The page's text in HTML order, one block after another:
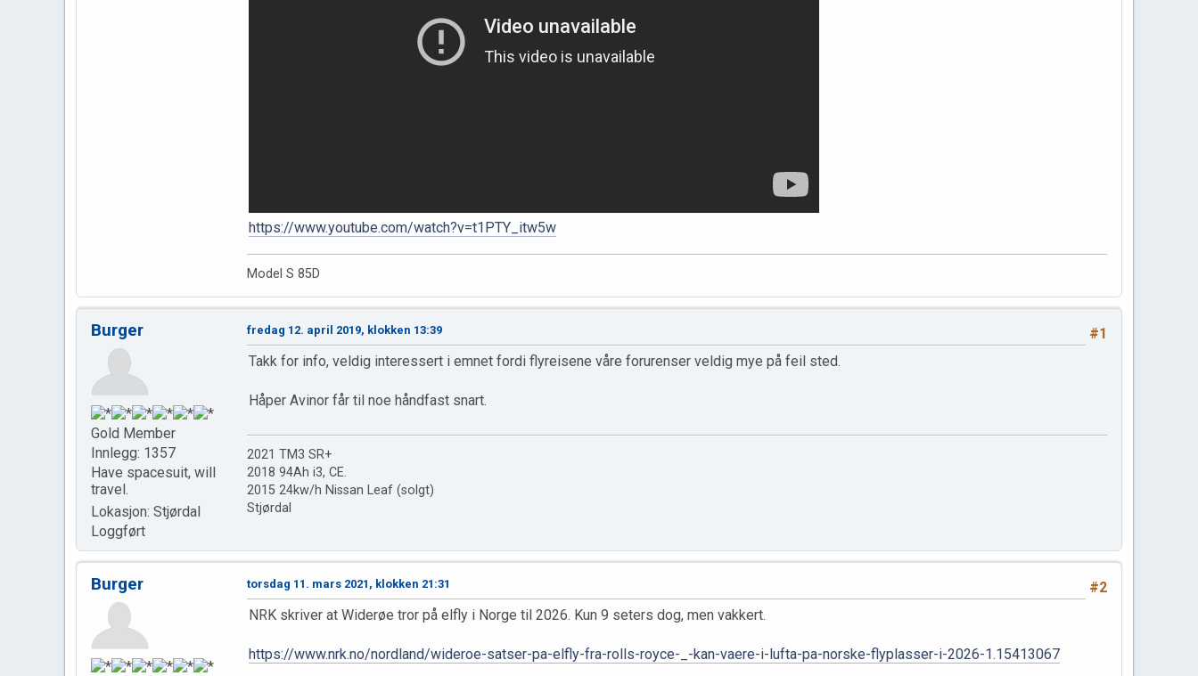
https://www.youtube.com/watch?v=t1PTY_itw5w
Model S 85D
Burger
Gold Member
Innlegg: 1357
Have spacesuit, will
travel.
Lokasjon: Stjørdal
Loggført
#1
fredag 12. april 2019, klokken 13:39
Takk for info, veldig interessert i emnet fordi flyreisene våre forurenser veldig mye på feil sted.
Håper Avinor får til noe håndfast snart.
2021 TM3 SR+
2018 94Ah i3, CE.
2015 24kw/h Nissan Leaf (solgt)
Stjørdal
Burger #2
torsdag 11. mars 2021, klokken 21:31
NRK skriver at Widerøe tror på elfly i Norge til 2026. Kun 9 seters dog, men vakkert.
https://www.nrk.no/nordland/wideroe-satser-pa-elfly-fra-rolls-royce-_-kan-vaere-i-lufta-pa-norske-flyplasser-i-2026-1.15413067